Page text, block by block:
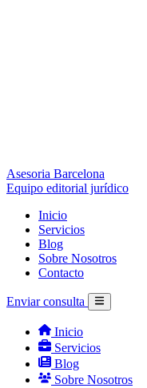
Asesoria Barcelona
Equipo editorial jurídico
Inicio
Servicios
Blog
Sobre Nosotros
Contacto
Enviar consulta
Inicio
Servicios
Blog
Sobre Nosotros